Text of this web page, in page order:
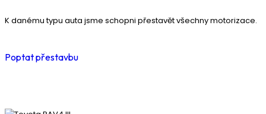
K danému typu auta jsme schopni přestavět všechny motorizace.
Poptat přestavbu